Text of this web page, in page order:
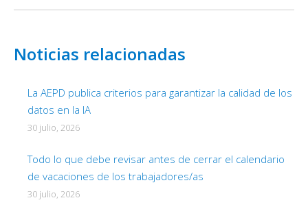
Noticias relacionadas
La AEPD publica criterios para garantizar la calidad de los
datos en la IA
30 julio, 2026
Todo lo que debe revisar antes de cerrar el calendario
de vacaciones de los trabajadores/as
30 julio, 2026